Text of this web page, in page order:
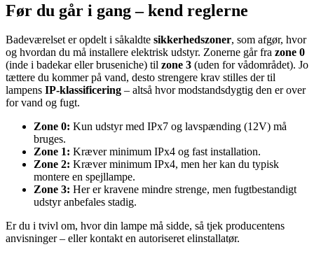
Før du går i gang – kend reglerne
Badeværelset er opdelt i såkaldte sikkerhedszoner, som afgør, hvor
og hvordan du må installere elektrisk udstyr. Zonerne går fra zone 0
(inde i badekar eller bruseniche) til zone 3 (uden for vådområdet). Jo
tættere du kommer på vand, desto strengere krav stilles der til
lampens IP-klassificering – altså hvor modstandsdygtig den er over
for vand og fugt.
Zone 0: Kun udstyr med IPx7 og lavspænding (12V) må
bruges.
Zone 1: Kræver minimum IPx4 og fast installation.
Zone 2: Kræver minimum IPx4, men her kan du typisk
montere en spejllampe.
Zone 3: Her er kravene mindre strenge, men fugtbestandigt
udstyr anbefales stadig.
Er du i tvivl om, hvor din lampe må sidde, så tjek producentens
anvisninger – eller kontakt en autoriseret elinstallatør.